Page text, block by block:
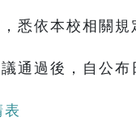
悉依本校相關規
通過後，自公